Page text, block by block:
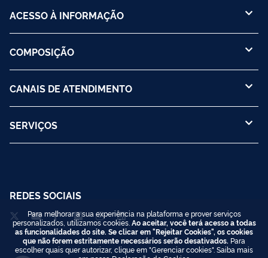
ACESSO À INFORMAÇÃO
COMPOSIÇÃO
CANAIS DE ATENDIMENTO
SERVIÇOS
REDES SOCIAIS
Para melhorar a sua experiência na plataforma e prover serviços
personalizados, utilizamos cookies. Ao aceitar, você terá acesso a todas
as funcionalidades do site. Se clicar em "Rejeitar Cookies", os cookies
que não forem estritamente necessários serão desativados. Para
escolher quais quer autorizar, clique em "Gerenciar cookies". Saiba mais